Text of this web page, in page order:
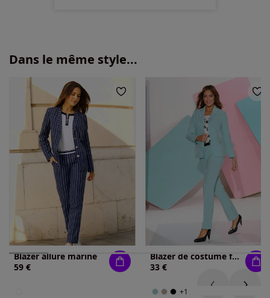
Dans le même style...
Blazer allure marine
59 €
Blazer de costume femme col à revers coupe classique
33 €
+1